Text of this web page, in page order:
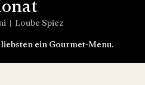
  |
Loube Spiez
ein Gourmet-Menu.